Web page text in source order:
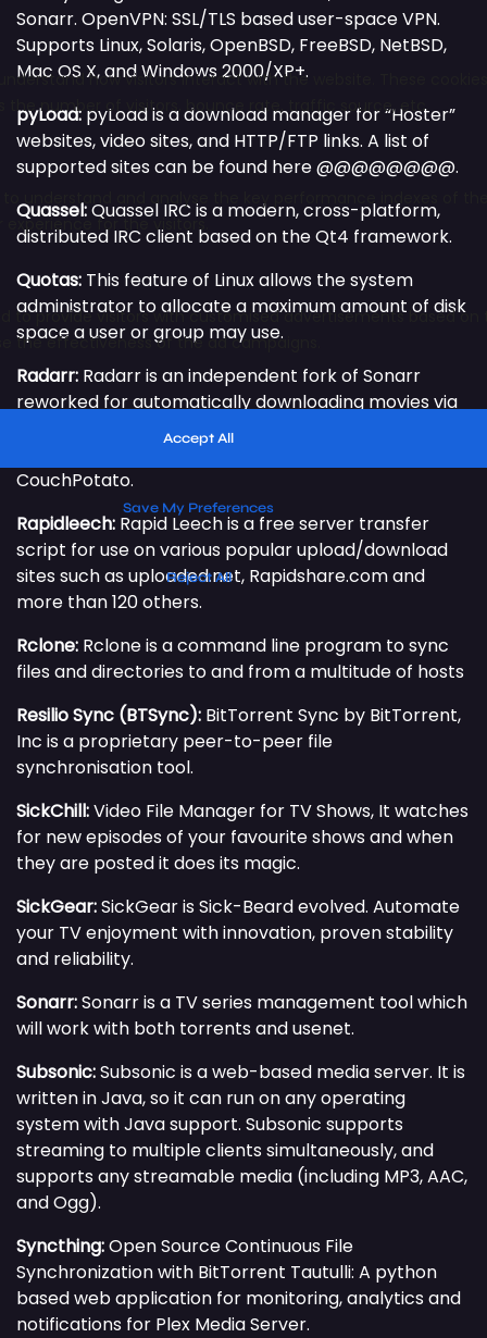
Sonarr. OpenVPN: SSL/TLS based user-space VPN.
Supports Linux, Solaris, OpenBSD, FreeBSD, NetBSD,
Mac OS X, and Windows 2000/XP+.
pyLoad: pyLoad is a download manager for “Hoster”
websites, video sites, and HTTP/FTP links. A list of
supported sites can be found here @@@@@@@@.
Quassel:Quassel IRC is a modern, cross-platform,
distributed IRC client based on the Qt4 framework.
Quotas: This feature of Linux allows the system
administrator to allocate a maximum amount of disk
space a user or group may use.
Radarr: Radarr is an independent fork of Sonarr
reworked for automatically downloading movies via
Usenet and BitTorrent. The project was inspired by
other Usenet/BitTorrent movie downloaders such as
CouchPotato.
Rapidleech: Rapid Leech is a free server transfer
script for use on various popular upload/download
sites such as uploaded.net, Rapidshare.com and
more than 120 others.
Rclone: Rclone is a command line program to sync
files and directories to and from a multitude of hosts
Resilio Sync (BTSync): BitTorrent Sync by BitTorrent,
Inc is a proprietary peer-to-peer file
synchronisation tool.
SickChill:Video File Manager for TV Shows, It watches
for new episodes of your favourite shows and when
they are posted it does its magic.
SickGear:SickGear is Sick-Beard evolved. Automate
your TV enjoyment with innovation, proven stability
and reliability.
Sonarr:Sonarr is a TV series management tool which
will work with both torrents and usenet.
Subsonic:Subsonic is a web-based media server. It is
written in Java, so it can run on any operating
system with Java support. Subsonic supports
streaming to multiple clients simultaneously, and
supports any streamable media (including MP3, AAC,
and Ogg).
Syncthing:Open Source Continuous File
Synchronization with BitTorrent Tautulli: A python
based web application for monitoring, analytics and
notifications for Plex Media Server.